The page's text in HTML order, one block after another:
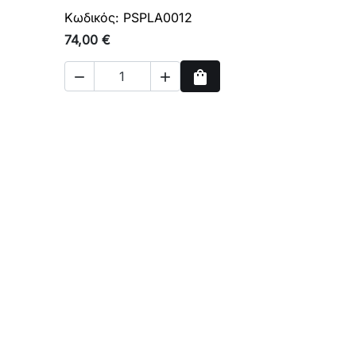
Κωδικός: PSPLA0012
74,00 €
  shopping_bag
Αγορά